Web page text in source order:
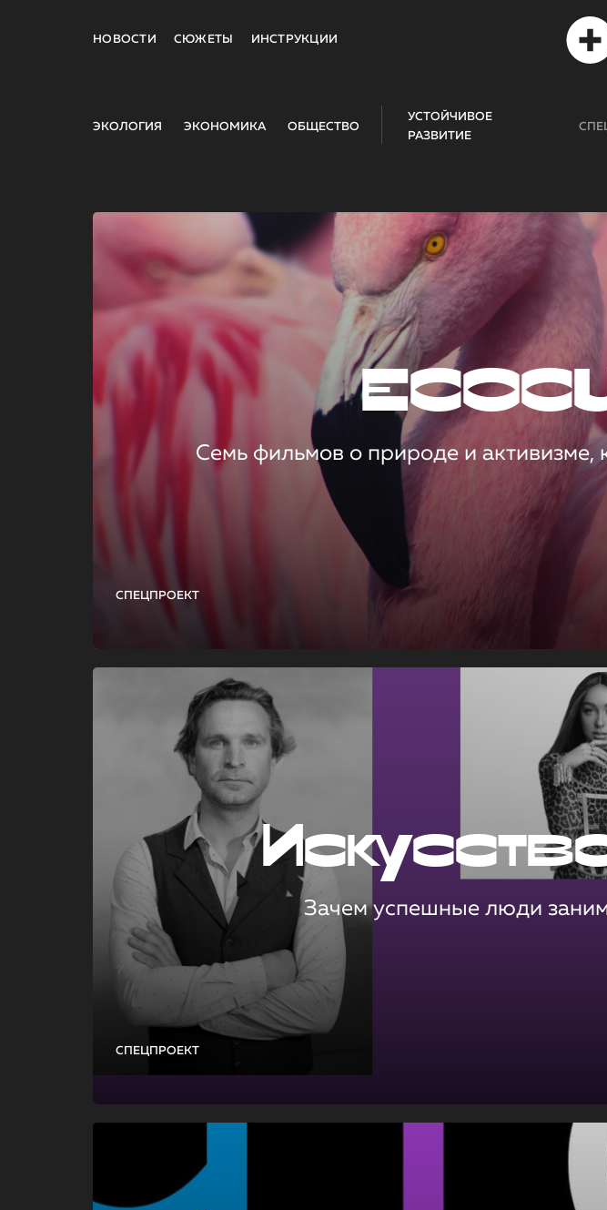
НОВОСТИ СЮЖЕТЫ ИНСТРУКЦИИ
ЭКОЛОГИЯ ЭКОНОМИКА ОБЩЕСТВО
УСТОЙЧИВОЕ
РАЗВИТИЕ
СПЕЦПРОЕКТ
Семь фильмов о природе и активизме,
СПЕЦПРОЕКТ
Зачем успешные люди